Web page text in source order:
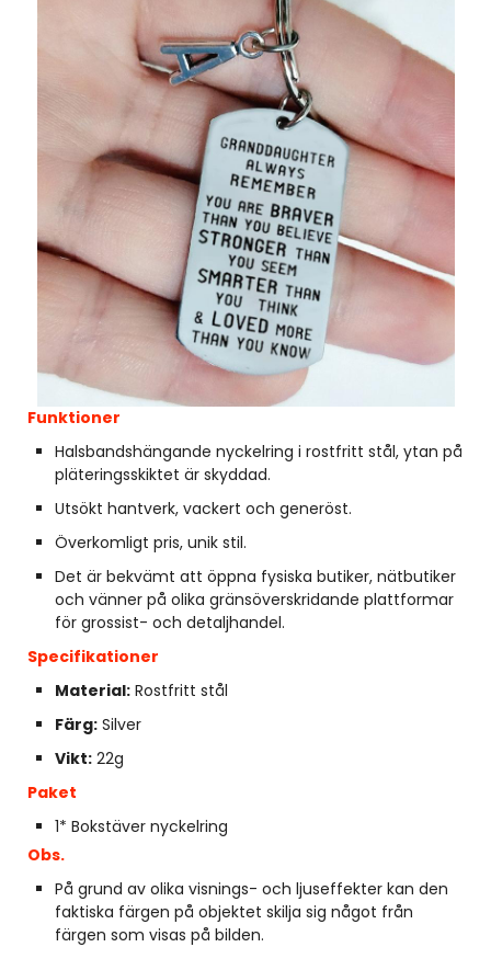
Funktioner
Halsbandshängande nyckelring i rostfritt stål, ytan på
pläteringsskiktet är skyddad.
Utsökt hantverk, vackert och generöst.
Överkomligt pris, unik stil.
Det är bekvämt att öppna fysiska butiker, nätbutiker
och vänner på olika gränsöverskridande plattformar
för grossist- och detaljhandel.
Specifikationer
Material: Rostfritt stål
Färg: Silver
Vikt: 22g
Paket
1* Bokstäver nyckelring
Obs.
På grund av olika visnings- och ljuseffekter kan den
faktiska färgen på objektet skilja sig något från
färgen som visas på bilden.